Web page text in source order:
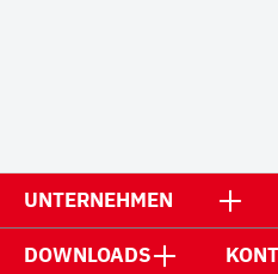
UNTERNEHMEN
DOWNLOADS